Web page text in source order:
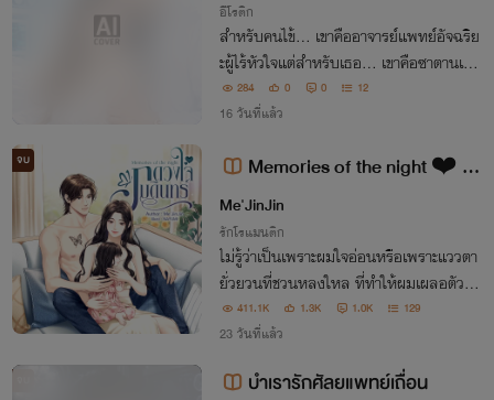
อีโรติก
สำหรับคนไข้... เขาคืออาจารย์แพทย์อัจฉริย
ะผู้ไร้หัวใจแต่สำหรับเธอ... เขาคือซาตานเจ้าเ
ล่ห์ ผู้ชายคนแรก คนเดียว และเจ้าของชีวิตที่เ
ธอหนีไม่เคยพ้น" เพราะรัก 'นรี' ยอมเป็นคน
284 0 0 12
16 วันที่แล้ว
จบ
Memories of the night ❤️ ด
วงใจภูบดินทร์
Me'JinJin
รักโรแมนติก
ไม่รู้ว่าเป็นเพราะผมใจอ่อนหรือเพราะแววตา
ยั่วยวนที่ชวนหลงใหล ที่ทำให้ผมเผลอตัวป
ล่อยตัวปล่อยใจให้ความรู้สึกหิวกระหายอยู่เ
หนือการควบคุม
411.1K 1.3K 1.0K 129
23 วันที่แล้ว
บำเรารักศัลยแพทย์เถื่อน